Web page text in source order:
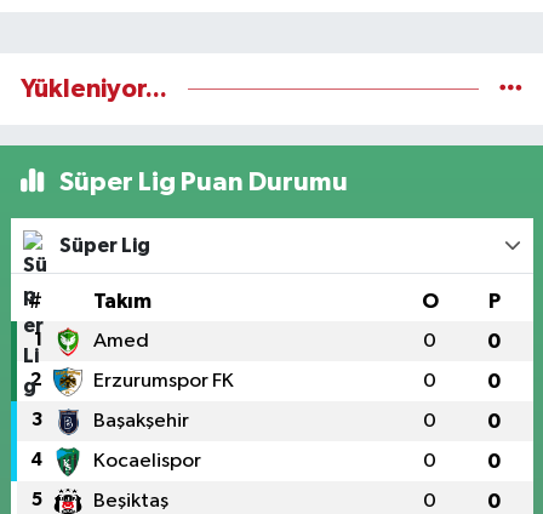
Yükleniyor...
Süper Lig Puan Durumu
Süper Lig
# Takım O P
1 Amed 0 0
2 Erzurumspor FK 0 0
3 Başakşehir 0 0
4 Kocaelispor 0 0
5 Beşiktaş 0 0